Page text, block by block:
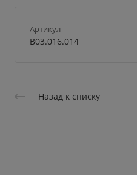
Артикул
B03.016.014
Назад к списку